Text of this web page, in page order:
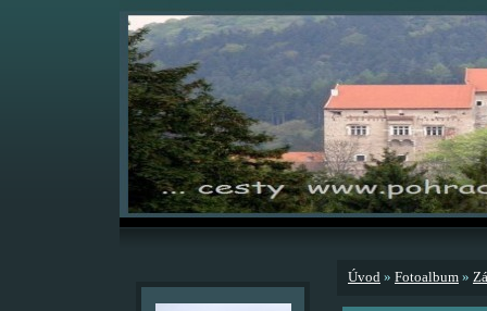
Úvod » Fotoalbum »